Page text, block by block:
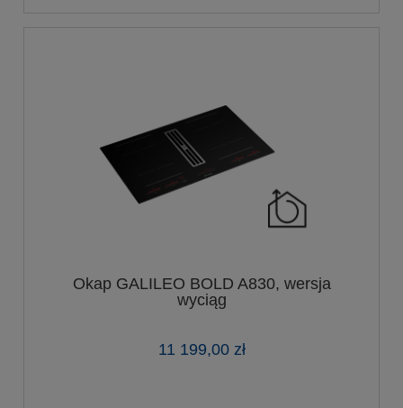
Okap GALILEO BOLD A830, wersja
wyciąg
11 199,00 zł